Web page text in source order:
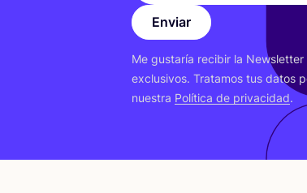
Enviar
Me gus­ta­ría reci­bir la
exclu­si­vos. Tra­ta­mos tus datos
nues­tra Polí­ti­ca de pri­va­ci­dad.